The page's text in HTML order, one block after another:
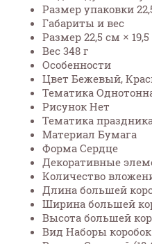
Размер упаковки
Габариты и вес
Размер 22,5 см ×
Вес 348 г
Особенности
Цвет Бежевый,
Тематика
Рисунок Нет
Тематика
Материал Бумага
Форма Сердце
Декоративные
Количество
Длина большей
Ширина большей
Высота большей
Вид Наборы коробок